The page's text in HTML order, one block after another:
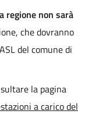
regione non sarà
che dovranno
del comune di
la pagina
a carico del